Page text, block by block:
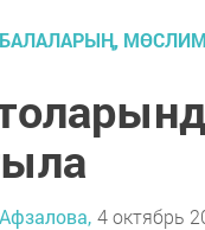
4 октябрь